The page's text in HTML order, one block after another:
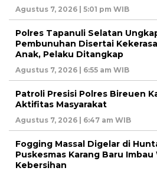
Agustus 7, 2026 | 5:01 pm WIB
Polres Tapanuli Selatan
Pembunuhan Disertai
Anak, Pelaku Ditangkap
Agustus 7, 2026 | 6:55 am WIB
Patroli Presisi Polres Bireuen
Aktifitas Masyarakat
Agustus 7, 2026 | 6:47 am WIB
Fogging Massal Digelar di
Puskesmas Karang Baru Imbau
Kebersihan